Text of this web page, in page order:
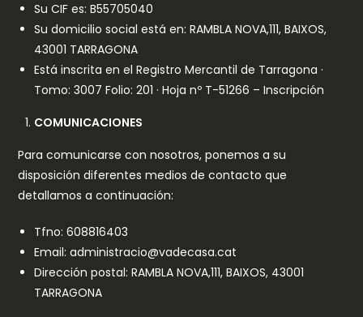
Su CIF es: B55705040
Su domicilio social está en: RAMBLA NOVA,111, BAIXOS,
43001 TARRAGONA
Está inscrita en el Registro Mercantil de Tarragona ·
Tomo: 3007 Folio: 201 · Hoja nº T-51266 – Inscripción
COMUNICACIONES
Para comunicarse con nosotros, ponemos a su
disposición diferentes medios de contacto que
detallamos a continuación:
Tfno: 608816403
Email: administracio@vadecasa.cat
Dirección postal: RAMBLA NOVA,111, BAIXOS, 43001
TARRAGONA